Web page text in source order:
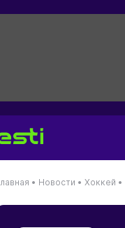
• Новости • Хоккей •